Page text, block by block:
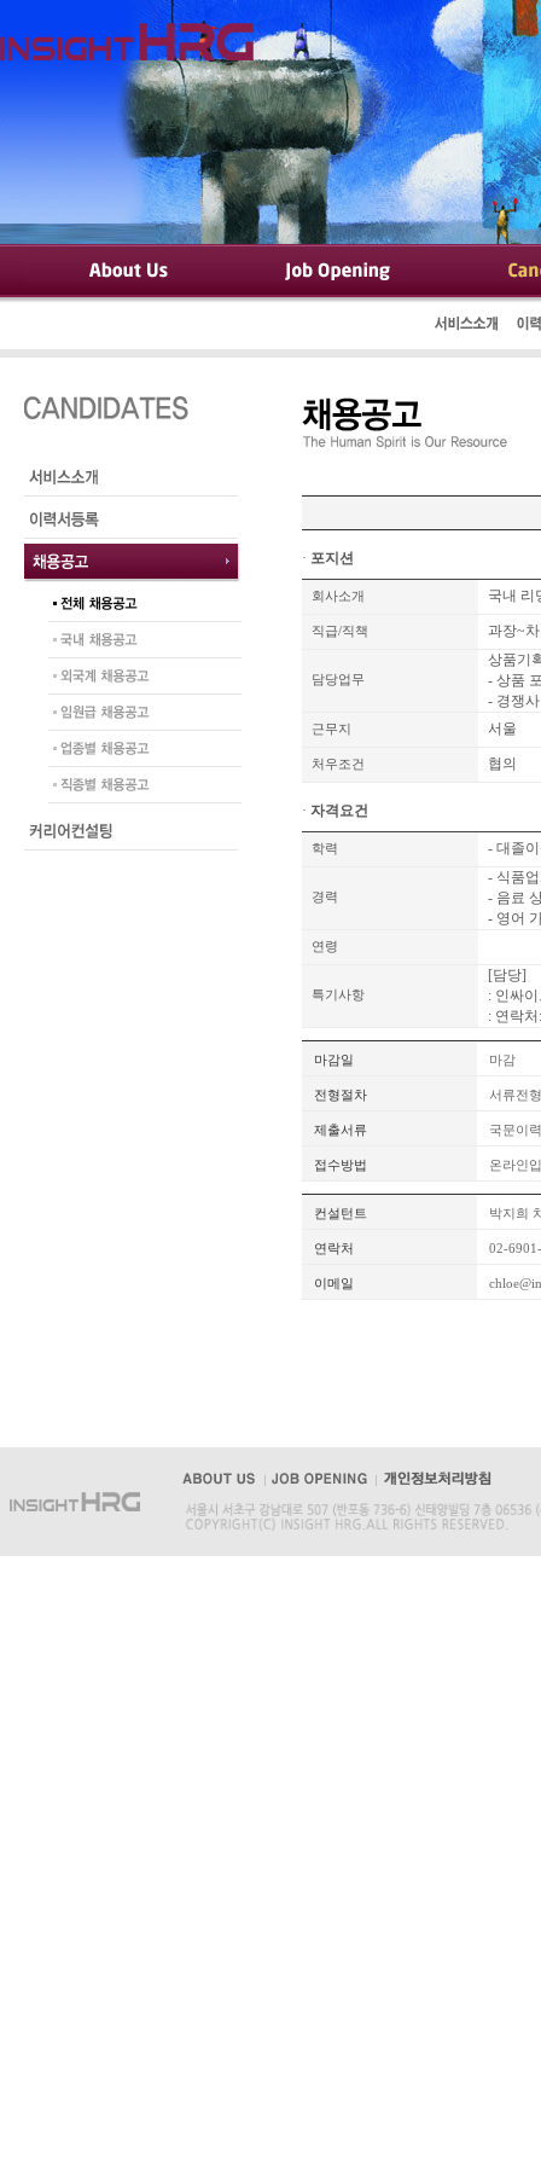
· 포지션
회사소개 국내 리
직급/직책 과장~
담당업무
상품기
- 상품
- 경쟁
근무지 서울
처우조건 협의
· 자격요건
학력 - 대졸
경력
- 식품
- 음료
- 영어
연령
특기사항
[담당]
: 인싸
: 연락
마감일 마감
전형절차 서류전
제출서류 국문이
접수방법 온라인
컨설턴트 박지희
연락처 02-
이메일